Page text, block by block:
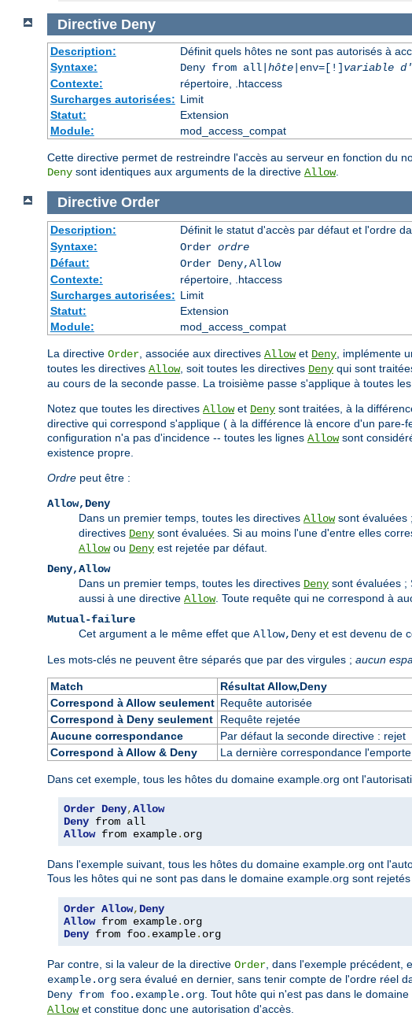
Directive Deny
Description:
Définit quels hôtes ne sont pas autorisés à
Syntaxe:
Deny from all| hôte|env=[!] variable
Contexte:
répertoire, .htaccess
Surcharges autorisées: Limit
Statut:
Extension
Module:
mod_access_compat
Cette directive permet de restreindre l'accès au serveur en fonction du
Deny sont identiques aux arguments de la directive Allow.
Directive Order
Description: Définit le statut d'accès par défaut et l'ordre
Syntaxe:
Order ordre
Défaut:
Order Deny,Allow
Contexte:
répertoire, .htaccess
Surcharges autorisées: Limit
Statut:
Extension
Module:
mod_access_compat
La directive Order , associée aux directives Allowet Deny , implémente
toutes les directives Allow, soit toutes les directives Deny qui sont
au cours de la seconde passe. La troisième passe s'applique à toutes
Notez que toutes les directives Allowet Deny sont traitées, à la
directive qui correspond s'applique ( à la différence là encore d'un
configuration n'a pas d'incidence -- toutes les lignes Allowsont
existence propre.
Ordre peut être :
Allow,Deny
Dans un premier temps, toutes les directives Allowsont évaluées
directives Deny sont évaluées. Si au moins l'une d'entre elles
Allowou Deny est rejetée par défaut.
Deny,Allow
Dans un premier temps, toutes les directives Deny sont évaluées ;
aussi à une directive Allow. Toute requête qui ne correspond à
Mutual-failure
Cet argument a le même effet que Allow,Deny et est devenu de
Les mots-clés ne peuvent être séparés que par des virgules ; aucun
Match Résultat Allow,Deny
Correspond à Allow seulement Requête autorisée
Correspond à Deny seulement
Requête rejetée
Aucune correspondance
Par défaut la seconde directive : rejet
Correspond à Allow & Deny
La dernière correspondance
Dans cet exemple, tous les hôtes du domaine example.org ont
Order Deny,Allow
Deny
Allow from example. org
Dans l'exemple suivant, tous les hôtes du domaine example.org ont
Tous les hôtes qui ne sont pas dans le domaine example.org sont
Order Allow, Deny
Allow from example.
Deny from foo. example. org
Par contre, si la valeur de la directive Order , dans l'exemple précédent,
example.org sera évalué en dernier, sans tenir compte de l'ordre réel
Deny from foo.example.org . Tout hôte qui n'est pas dans le domaine
Allowet constitue donc une autorisation d'accès.